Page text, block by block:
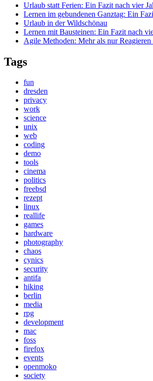
Urlaub statt Ferien: Ein Fazit nach vier
Lernen im gebundenen Ganztag: Ein
Urlaub in der Wildschönau
Lernen mit Bausteinen: Ein Fazit nach
Agile Methoden: Mehr als nur Reagieren
Tags
fun
dresden
privacy
work
science
unix
web
coding
demo
tools
cinema
politics
freebsd
rezept
linux
reallife
games
hardware
photography
chaos
cynics
security
antifa
hiking
berlin
media
rpg
development
mac
foss
firefox
events
openmoko
society